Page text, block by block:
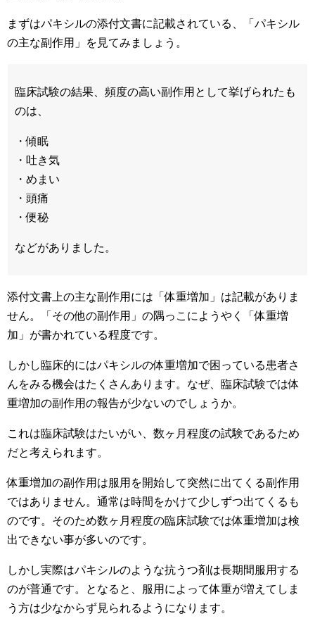
まずはパキシルの添付文書に記載されている、「パキシル
の主な副作用」を見てみましょう。
臨床試験の結果、頻度の高い副作用として挙げられたも
のは、
・傾眠
・吐き気
・めまい
・頭痛
・便秘
などがありました。
添付文書上の主な副作用には「体重増加」は記載がありま
せん。「その他の副作用」の隅っこにようやく「体重増
加」が書かれている程度です。
しかし臨床的にはパキシルの体重増加で困っている患者さ
んをみる機会はたくさんあります。なぜ、臨床試験では体
重増加の副作用の報告が少ないのでしょうか。
これは臨床試験はたいがい、数ヶ月程度の試験であるため
だと考えられます。
体重増加の副作用は服用を開始して突然に出てくる副作用
ではありません。通常は時間をかけて少しずつ出てくるも
のです。そのため数ヶ月程度の臨床試験では体重増加は検
出できない事が多いのです。
しかし実際はパキシルのような抗うつ剤は長期間服用する
のが普通です。となると、服用によって体重が増えてしま
う方は少なからず見られるようになります。